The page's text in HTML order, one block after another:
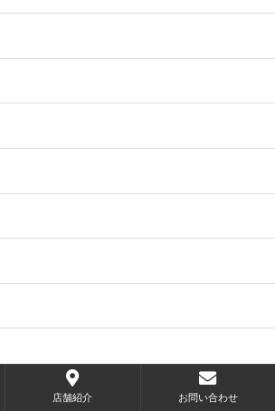
店舗紹介 お問い合わせ